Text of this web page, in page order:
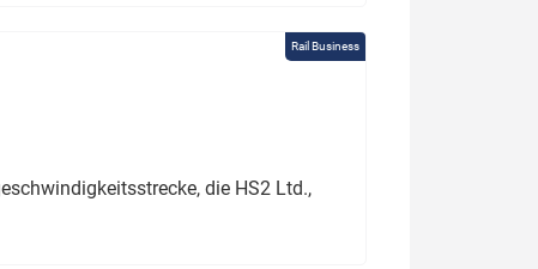
Rail Business
die HS2 Ltd.,